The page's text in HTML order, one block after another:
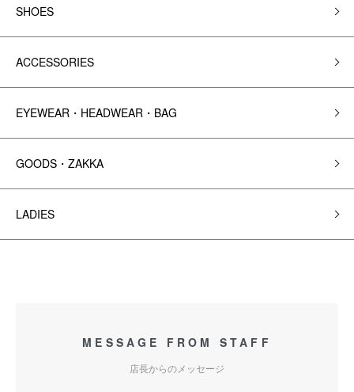
SHOES
ACCESSORIES
EYEWEAR・HEADWEAR・BAG
GOODS・ZAKKA
LADIES
MESSAGE FROM STAFF
店長からのメッセージ